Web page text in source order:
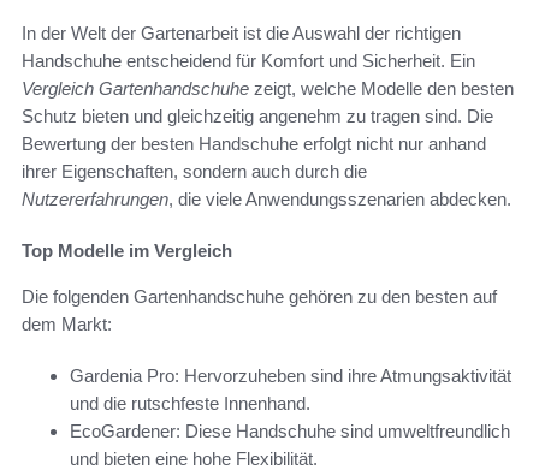
In der Welt der Gartenarbeit ist die Auswahl der richtigen
Handschuhe entscheidend für Komfort und Sicherheit. Ein
Vergleich Gartenhandschuhe zeigt, welche Modelle den besten
Schutz bieten und gleichzeitig angenehm zu tragen sind. Die
Bewertung der besten Handschuhe erfolgt nicht nur anhand
ihrer Eigenschaften, sondern auch durch die
Nutzererfahrungen, die viele Anwendungsszenarien abdecken.
Top Modelle im Vergleich
Die folgenden Gartenhandschuhe gehören zu den besten auf
dem Markt:
Gardenia Pro: Hervorzuheben sind ihre Atmungsaktivität
und die rutschfeste Innenhand.
EcoGardener: Diese Handschuhe sind umweltfreundlich
und bieten eine hohe Flexibilität.